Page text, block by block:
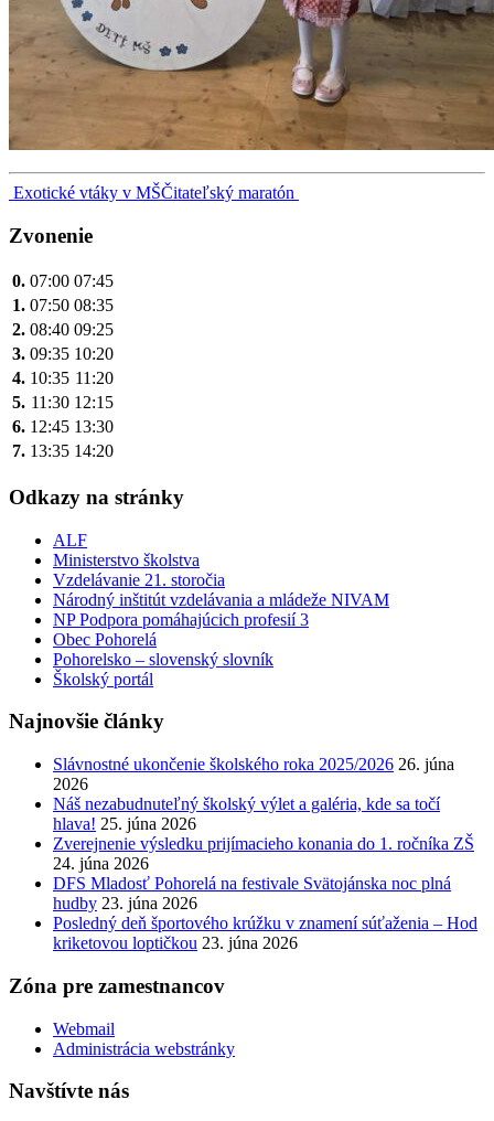
Navigácia
v
Exotické vtáky v MŠČitateľský maratón
Zvonenie
0. 07:00 07:45
1. 07:50 08:35
2. 08:40 09:25
3. 09:35 10:20
4. 10:35 11:20
5. 11:30 12:15
6. 12:45 13:30
7. 13:35 14:20
Odkazy na stránky
ALF
Ministerstvo školstva
Vzdelávanie 21. storočia
Národný inštitút vzdelávania a mládeže NIVAM
NP Podpora pomáhajúcich profesií 3
Obec Pohorelá
Pohorelsko – slovenský slovník
Školský portál
Najnovšie články
Slávnostné ukončenie školského roka 2025/2026 26. júna
2026
Náš nezabudnuteľný školský výlet a galéria, kde sa točí
hlava! 25. júna 2026
Zverejnenie výsledku prijímacieho konania do 1. ročníka ZŠ
24. júna 2026
DFS Mladosť Pohorelá na festivale Svätojánska noc plná
hudby 23. júna 2026
Posledný deň športového krúžku v znamení súťaženia – Hod
kriketovou loptičkou 23. júna 2026
Zóna pre zamestnancov
Webmail
Administrácia webstránky
Navštívte nás